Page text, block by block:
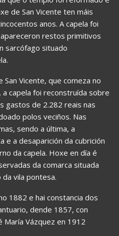
de San Vicente ten máis
anos. A capela foi
restos primitivos
sarcófago situado
Vicente, que comeza no
capela foi reconstruída sobre
gastos de 2.282 reais nas
polos veciños. Nas
sendo a última, a
e a desaparición da cubrición
da capela. Hoxe en día é
da comarca situada
vila pontesa.
1882 e hai constancia dos
dende 1857, con
María Vázquez en 1912